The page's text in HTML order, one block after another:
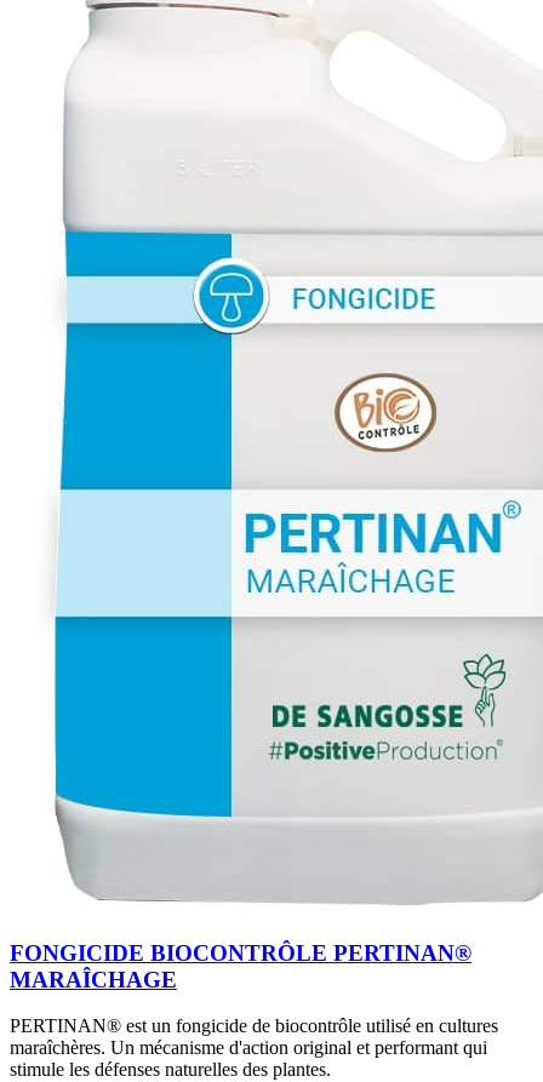
FONGICIDE BIOCONTRÔLE PERTINAN®
MARAÎCHAGE
PERTINAN® est un fongicide de biocontrôle utilisé en cultures
maraîchères. Un mécanisme d'action original et performant qui
stimule les défenses naturelles des plantes.